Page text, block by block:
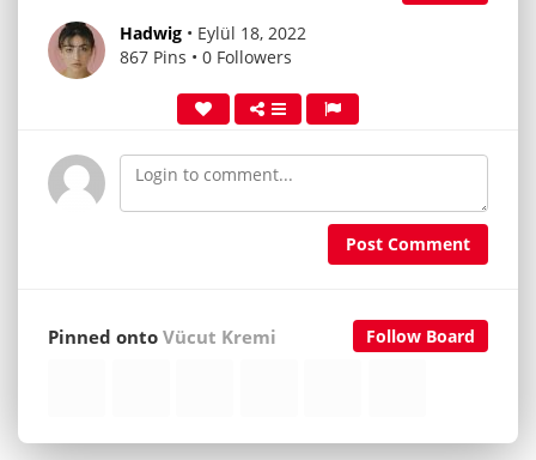
Hadwig • Eylül 18, 2022
867 Pins • 0 Followers
Post Comment
Follow Board
Pinned ontoVücut Kremi